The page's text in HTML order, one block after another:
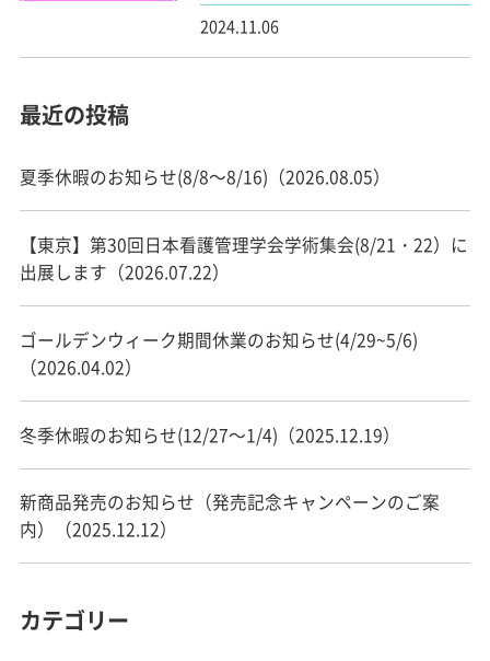
2024.11.06
最近の投稿
夏季休暇のお知らせ(8/8～8/16)（2026.08.05）
【東京】第30回日本看護管理学会学術集会(8/21・22）に
出展します（2026.07.22）
ゴールデンウィーク期間休業のお知らせ(4/29~5/6)
（2026.04.02）
冬季休暇のお知らせ(12/27～1/4)（2025.12.19）
新商品発売のお知らせ（発売記念キャンペーンのご案
内）（2025.12.12）
カテゴリー